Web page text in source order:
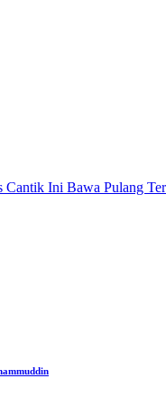
Ini Bawa Pulang